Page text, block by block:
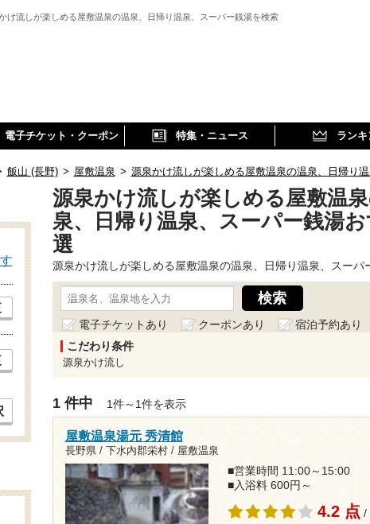
け流しが楽しめる屋敷温泉の温泉、日帰り温泉、スーパー銭湯を検索
電子チケット・クーポン 特集・ニュース ラン
飯山 (長野) > 屋敷温泉 > 源泉かけ流しが楽しめる屋敷温泉の温泉、日帰り
源泉かけ流しが楽しめる屋敷温
泉、日帰り温泉、スーパー銭湯
選
源泉かけ流しが楽しめる屋敷温泉の温泉、日帰り温泉、スーパ
電子チケットあり クーポンあり
宿泊予約あり
こだわり条件
源泉かけ流し
1 件中 1件～1件を表示
屋敷温泉湯元 秀清館
長野県 / 下水内郡栄村 / 屋敷温泉
■営業時間 11:00～15:00
■入浴料 600円～
4.2 点 /